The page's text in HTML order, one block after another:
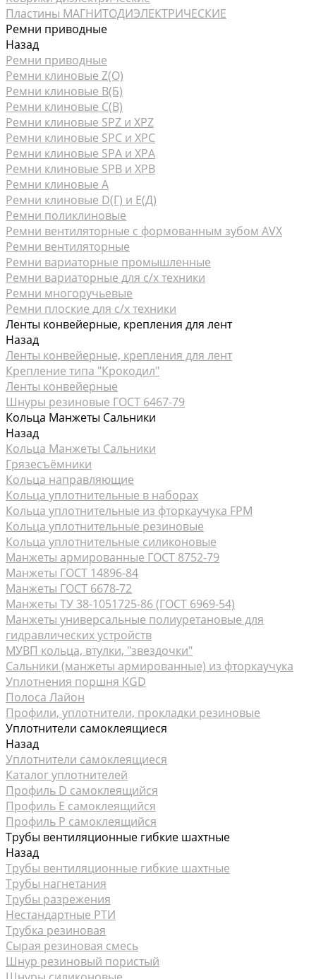
Пластины МАГНИТОДИЭЛЕКТРИЧЕСКИЕ
Ремни приводные
Назад
Ремни приводные
Ремни клиновые Z(О)
Ремни клиновые В(Б)
Ремни клиновые С(В)
Ремни клиновые SPZ и XPZ
Ремни клиновые SPC и XPC
Ремни клиновые SPA и XPA
Ремни клиновые SPB и XPB
Ремни клиновые А
Ремни клиновые D(Г) и Е(Д)
Ремни поликлиновые
Ремни вентиляторные с формованным зубом AVX
Ремни вентиляторные
Ремни вариаторные промышленные
Ремни вариаторные для с/х техники
Ремни многоручьевые
Ремни плоские для с/х техники
Ленты конвейерные, крепления для лент
Назад
Ленты конвейерные, крепления для лент
Крепление типа "Крокодил"
Ленты конвейерные
Шнуры резиновые ГОСТ 6467-79
Кольца Манжеты Сальники
Назад
Кольца Манжеты Сальники
Грязесъёмники
Кольца направляющие
Кольца уплотнительные в наборах
Кольца уплотнительные из фторкаучука FPM
Кольца уплотнительные резиновые
Кольца уплотнительные силиконовые
Манжеты армированные ГОСТ 8752-79
Манжеты ГОСТ 14896-84
Манжеты ГОСТ 6678-72
Манжеты ТУ 38-1051725-86 (ГОСТ 6969-54)
Манжеты универсальные полиуретановые для
гидравлических устройств
МУВП кольца, втулки, "звездочки"
Сальники (манжеты армированные) из фторкаучука
Уплотнения поршня KGD
Полоса Лайон
Профили, уплотнители, прокладки резиновые
Уплотнители самоклеящиеся
Назад
Уплотнители самоклеящиеся
Каталог уплотнителей
Профиль D самоклеящийся
Профиль Е самоклеящийся
Профиль P самоклеящийся
Трубы вентиляционные гибкие шахтные
Назад
Трубы вентиляционные гибкие шахтные
Трубы нагнетания
Трубы разрежения
Нестандартные РТИ
Трубка резиновая
Сырая резиновая смесь
Шнур резиновый пористый